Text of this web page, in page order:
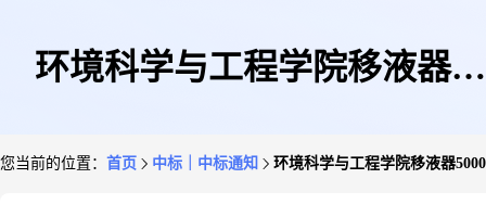
环境科学与工程学院移液器
您当前的位置： 首页 中标｜中标通知 环境科学与工程学院移液器